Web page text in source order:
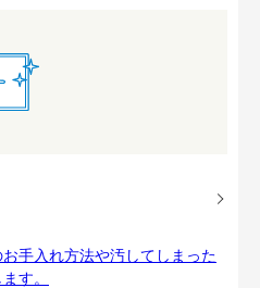
手入れ方法や汚してしまった
す。